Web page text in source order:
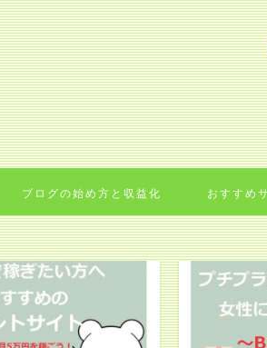
ブログの始め方と収益化 おすすめ